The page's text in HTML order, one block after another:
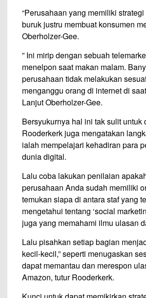
“Perusahaan yang memiliki
buruk justru membuat konsumen
Oberholzer-Gee.
” Ini mirip dengan sebuah
menelpon saat makan malam.
perusahaan tidak melakukan
menganggu orang di internet di
Lanjut Oberholzer-Gee.
Bersyukurnya hal ini tak sulit untuk
Rooderkerk juga mengatakan
ialah mempelajari kehadiran para
dunia digital.
Lalu coba lakukan penilaian
perusahaan Anda sudah memiliki
temukan siapa di antara staf yang
mengetahui tentang ‘social
juga yang memahami ilmu ulasan
Lalu pisahkan setiap bagian
kecil-kecil,” seperti menugaskan
dapat memantau dan merespon
Amazon, tutur Rooderkerk.